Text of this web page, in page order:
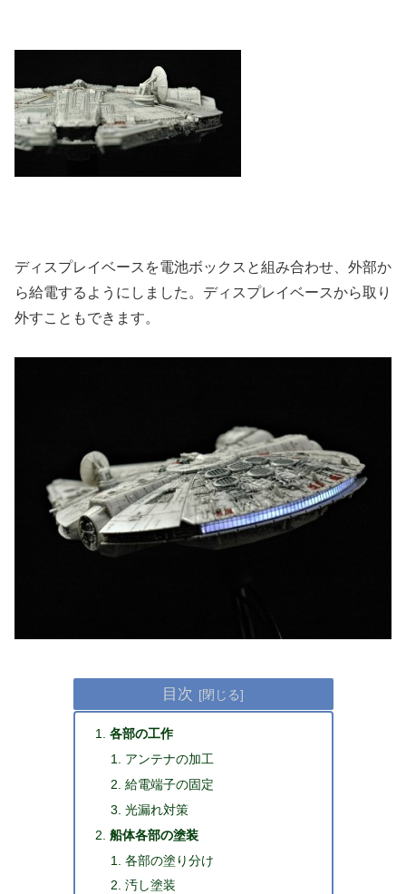
ディスプレイベースを電池ボックスと組み合わせ、外部か
ら給電するようにしました。ディスプレイベースから取り
外すこともできます。
目次
各部の工作
アンテナの加工
給電端子の固定
光漏れ対策
船体各部の塗装
各部の塗り分け
汚し塗装